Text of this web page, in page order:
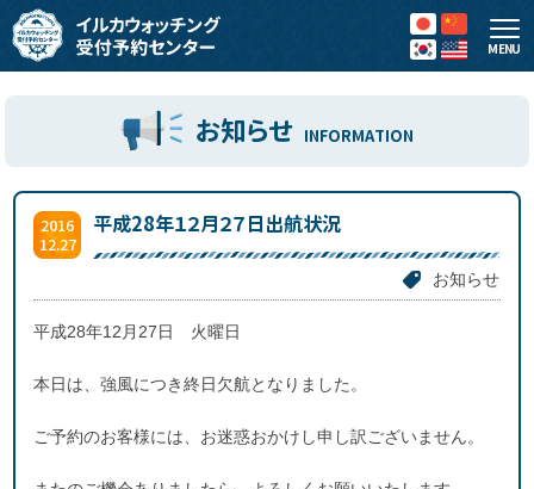
MENU
お知らせ INFORMATION
2016
12.27
平成28年１２月２７日出航状況
お知らせ
平成28年12月27日 火曜日
本日は、強風につき終日欠航となりました。
ご予約のお客様には、お迷惑おかけし申し訳ございません。